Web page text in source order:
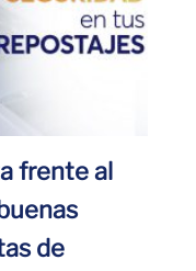
frente al
de